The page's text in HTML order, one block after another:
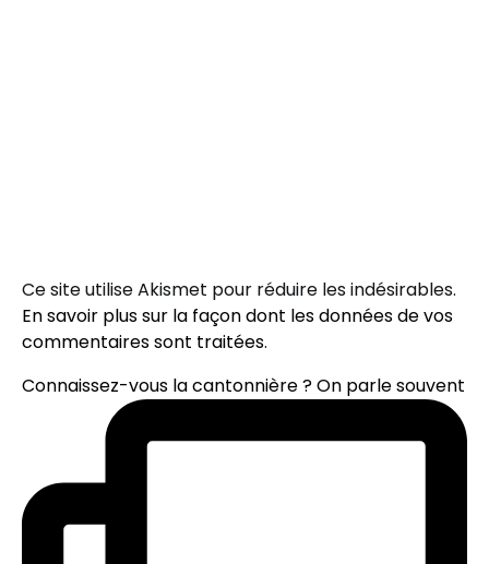
Ce site utilise Akismet pour réduire les indésirables.
En savoir plus sur la façon dont les données de vos
commentaires sont traitées.
Connaissez-vous la cantonnière ? On parle souvent